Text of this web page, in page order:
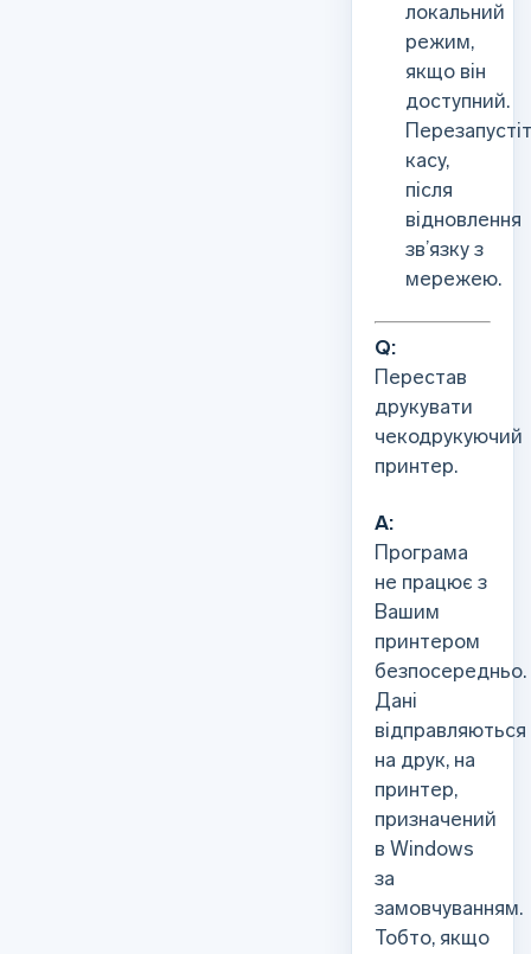
локальний
режим,
якщо він
доступний.
касу,
після
відновлення
зв’язку з
мережею.
Q:
Перестав
друкувати
чекодрукуючий
принтер.
А:
Програма
не працює з
Вашим
принтером
безпосередньо.
Дані
відправляються
на друк, на
принтер,
призначений
в Windows
за
замовчуванням.
Тобто, якщо